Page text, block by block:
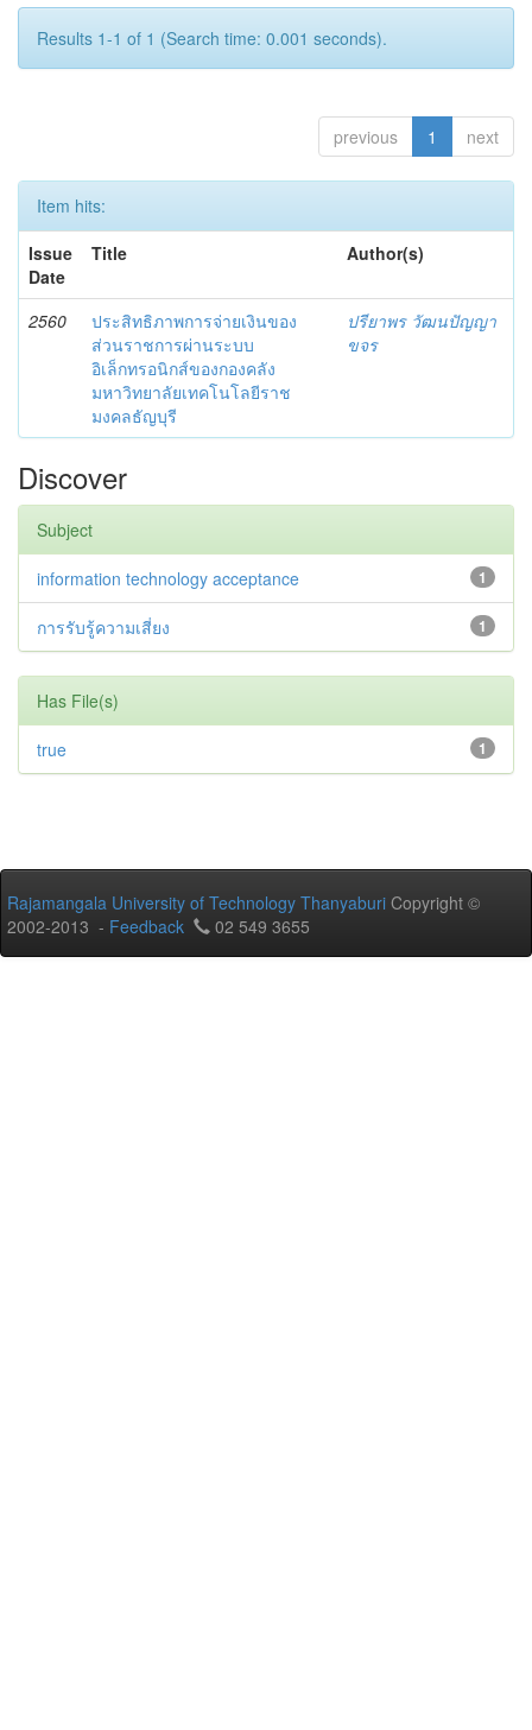
Results 1-1 of 1 (Search time: 0.001 seconds).
previous 1 next
Item hits:
Issue
Date
Title Author(s)
2560
ประสิทธิภาพการจ่ายเงินของ
ส่วนราชการผ่านระบบ
อิเล็กทรอนิกส์ของกองคลัง
มหาวิทยาลัยเทคโนโลยีราช
มงคลธัญบุรี
ปรียาพร วัฒนปัญญา
ขจร
Discover
Subject
1
information technology acceptance
1
การรับรู้ความเสี่ยง
Has File(s)
1
true
Rajamangala University of Technology Thanyaburi Copyright ©
2002-2013 - Feedback 02 549 3655